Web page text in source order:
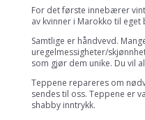
For det første innebærer
av kvinner i Marokko til eget
Samtlige er håndvevd.
uregelmessigheter/
som gjør dem unike. Du vil
Teppene repareres om
sendes til oss. Teppene er
shabby inntrykk.